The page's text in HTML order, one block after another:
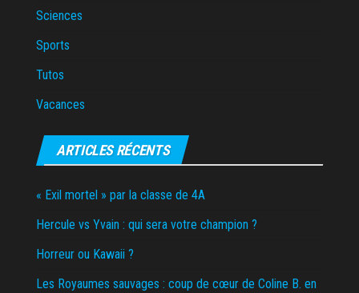
Sciences
Sports
Tutos
Vacances
ARTICLES RÉCENTS
« Exil mortel » par la classe de 4A
Hercule vs Yvain : qui sera votre champion ?
Horreur ou Kawaii ?
Les Royaumes sauvages : coup de cœur de Coline B. en